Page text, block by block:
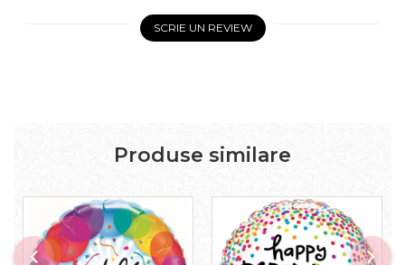
SCRIE UN REVIEW
Produse similare